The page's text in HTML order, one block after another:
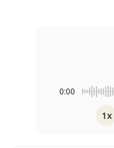
0:00
1x